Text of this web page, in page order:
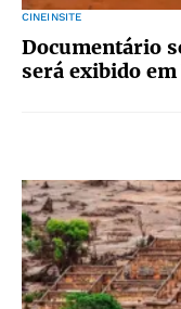
CINEINSITE
Documentário
será exibido